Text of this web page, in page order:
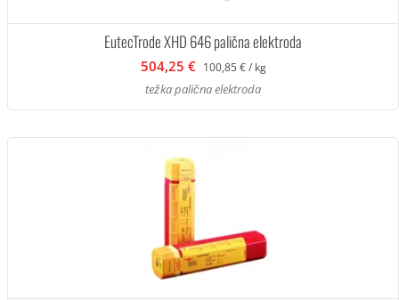
EutecTrode XHD 646 palična elektroda
504,25 € 100,85 € / kg
težka palična elektroda